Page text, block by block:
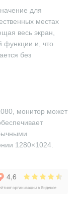
для
местах
весь экран,
функции и, что
без
монитор может
1280×1024.